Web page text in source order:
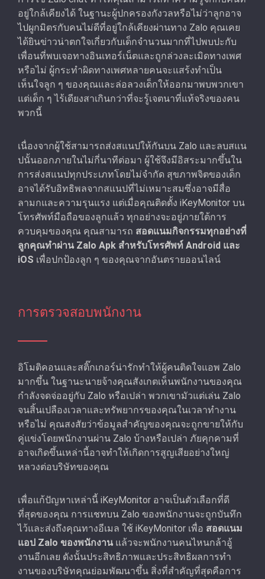
อยู่ใกล้เคียงได้ ในฐานะผู้ปกครองกังวลหรือไม่ว่าลูกอาจ
ไปผูกมิตรกับคนไม่ดีที่อยู่ใกล้เคียงผ่านทาง Zalo คุณเคย
ได้ยินข่าวน่าตกใจเกี่ยวกับเด็กจํานวนมากที่ไปพบปะกับ
เพื่อนที่พบเจอทางอินเทอร์เน็ตและถูกล่วงละเมิดทางเพศ
หรือไม่ ผู้กระทําผิดทางเพศหลายคนจะแสร้งทำเป็น
เห็นใจลูก ๆ ของคุณและล่อลวงเด็กให้ออกมาพบพวกเขา
แต่เด็ก ๆ ไร้เดียงสาเกินกว่าที่จะรู้เจตนาที่แท้จริงของคน
พวกนี้
เนื่องจากผู้ใช้สามารถส่งสแนปให้กันบน Zalo และลบสแน
ปนั้นออกภายในไม่กี่นาทีต่อมา ผู้ใช้จึงมีอิสระมากขึ้นใน
การส่งสแนปทุกประเภทโดยไม่จํากัด สุขภาพจิตของเด็ก
อาจได้รับอิทธิพลจากสแนปที่ไม่เหมาะสมซึ่งอาจมีสื่อ
ลามกและความรุนแรง แต่เมื่อคุณติดตั้ง iKeyMonitor บน
โทรศัพท์มือถือของลูกแล้ว ทุกอย่างจะอยู่ภายใต้การ
ควบคุมของคุณ คุณสามารถ สอดแนมกิจกรรมทุกอย่างที่
ลูกคุณทําผ่าน Zalo Apk สําหรับโทรศัพท์ Android และ
iOS เพื่อปกป้องลูก ๆ ของคุณจากอันตรายออนไลน์
การตรวจสอบพนักงาน
อิโมติคอนและสติ๊กเกอร์น่ารักทําให้ผู้คนติดใจแอพ Zalo
มากขึ้น ในฐานะนายจ้างคุณสังเกตเห็นพนักงานของคุณ
กําลังจดจ่ออยู่กับ Zalo หรือเปล่า พวกเขามัวแต่เล่น Zalo
จนสิ้นเปลืองเวลาและทรัพยากรของคุณในเวลาทํางาน
หรือไม่ คุณสงสัยว่าข้อมูลสําคัญของคุณจะถูกขายให้กับ
คู่แข่งโดยพนักงานผ่าน Zalo บ้างหรือเปล่า ภัยคุกคามที่
อาจเกิดขึ้นเหล่านี้อาจทําให้เกิดการสูญเสียอย่างใหญ่
หลวงต่อบริษัทของคุณ
เพื่อแก้ปัญหาเหล่านี้ iKeyMonitor อาจเป็นตัวเลือกที่ดี
ที่สุดของคุณ การแชทบน Zalo ของพนักงานจะถูกบันทึก
ไว้และส่งถึงคุณทางอีเมล ใช้ iKeyMonitor เพื่อ สอดแนม
แอป Zalo ของพนักงาน แล้วจะพนักงานคนไหนกล้าอู้
งานอีกเลย ดังนั้นประสิทธิภาพและประสิทธิผลการทํา
งานของบริษัทคุณย่อมพัฒนาขึ้น สิ่งที่สําคัญที่สุดคือการ